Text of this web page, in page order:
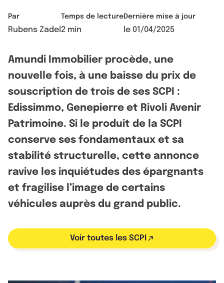
Par
Rubens Zadel
Temps de lecture
2 min
Dernière mise à jour
le 01/04/2025
Amundi Immobilier procède, une
nouvelle fois, à une baisse du prix de
souscription de trois de ses SCPI :
Edissimmo, Genepierre et Rivoli Avenir
Patrimoine. Si le produit de la SCPI
conserve ses fondamentaux et sa
stabilité structurelle, cette annonce
ravive les inquiétudes des épargnants
et fragilise l’image de certains
véhicules auprès du grand public.
Voir toutes les SCPI